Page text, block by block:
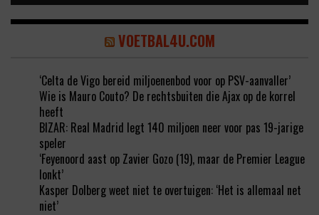
VOETBAL4U.COM
‘Celta de Vigo bereid miljoenenbod voor op PSV-aanvaller’
Wie is Mauro Couto? De rechtsbuiten die Ajax op de korrel
heeft
BIZAR: Real Madrid legt 140 miljoen neer voor pas 19-jarige
speler
‘Feyenoord aast op Zavier Gozo (19), maar de Premier League
lonkt’
Kasper Dolberg weet niet te overtuigen: ‘Het is allemaal net
niet’